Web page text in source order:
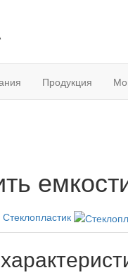
Продукция
Стеклопластик